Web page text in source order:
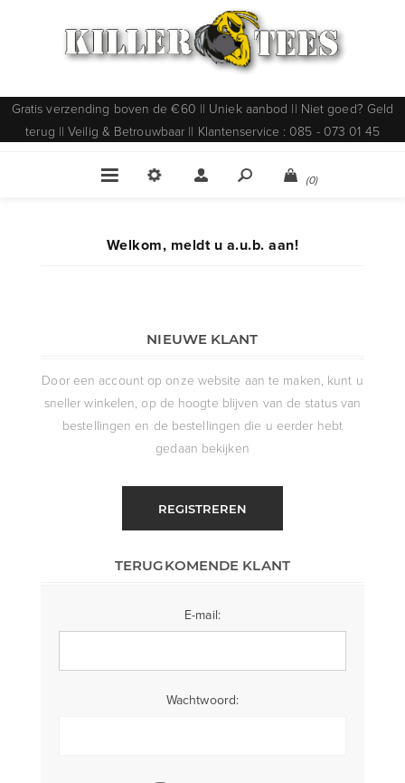
Gratis verzending boven de €60 || Uniek aanbod || Niet goed? Geld
terug || Veilig & Betrouwbaar || Klantenservice : 085 - 073 01 45
(0)
Welkom, meldt u a.u.b. aan!
NIEUWE KLANT
Door een account op onze website aan te maken, kunt u
sneller winkelen, op de hoogte blijven van de status van
bestellingen en de bestellingen die u eerder hebt
gedaan bekijken
REGISTREREN
TERUGKOMENDE KLANT
E-mail:
Wachtwoord: